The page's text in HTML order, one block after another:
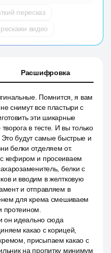
пересказ
видео
Расшифровка
Помнится, я вам
снимут все пластыри с
эти шикарные
в тесте. И вы только
будут самые быстрые и
белки отделяем от.
кефиром и просеиваем
белки с
и вводим в желтковую
и отправляем в
для крема смешиваем
протеином.
он идеально сюда
какао с корицей,
присыпаем какао с
на пропитку минимум